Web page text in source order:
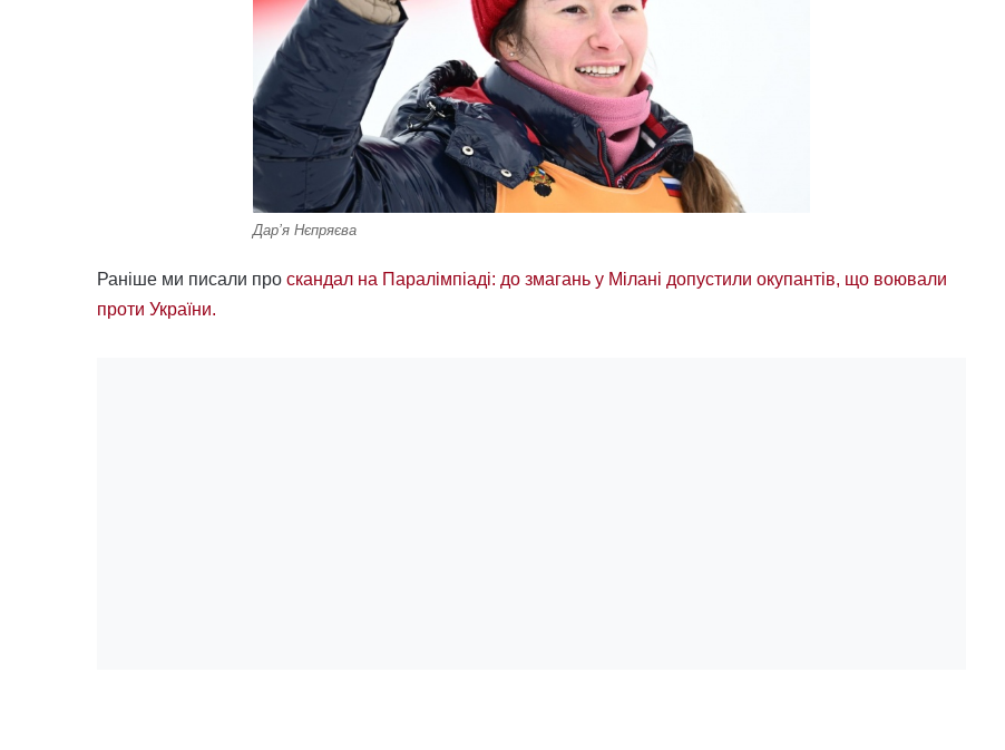
Дар’я Нєпряєва
Раніше ми писали про скандал на Паралімпіаді: до змагань у Мілані допустили окупантів, що воювали
проти України.